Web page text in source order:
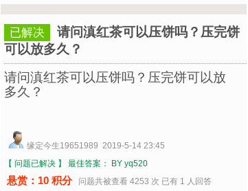
已解决
请问滇红茶可以压饼吗？压完饼
可以放多久？
请问滇红茶可以压饼吗？压完饼可以放
多久？
缘定今生19651989 2019-5-14 23:45
【 问题已解决 】
最佳答案： BY yq520
悬赏：10 积分问题共被查看 4253 次 已有 1 人回答